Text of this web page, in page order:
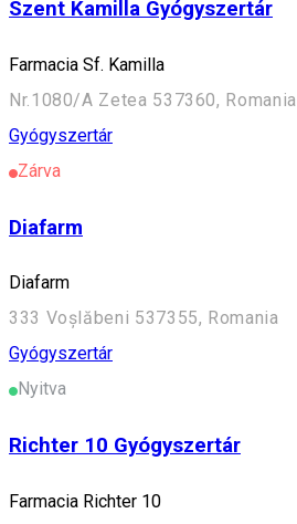
Szent Kamilla Gyógyszertár
Farmacia Sf. Kamilla
Nr.1080/A Zetea 537360, Romania
Gyógyszertár
Zárva
Diafarm
Diafarm
333 Voșlăbeni 537355, Romania
Gyógyszertár
Nyitva
Richter 10 Gyógyszertár
Farmacia Richter 10